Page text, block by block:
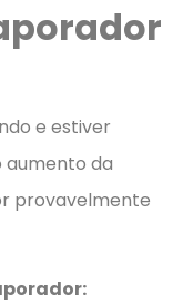
e estiver
aumento da
provavelmente